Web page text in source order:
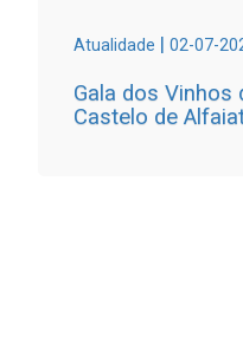
Atualidade | 02-07-
Gala dos Vinhos
Castelo de